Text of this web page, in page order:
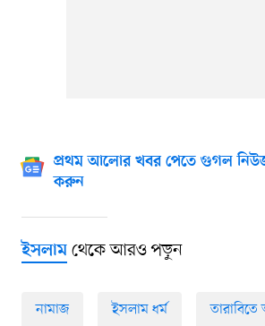
প্রথম আলোর খবর পেতে গুগল
করুন
ইসলামথেকে আরও পড়ুন
নামাজ ইসলাম ধর্ম